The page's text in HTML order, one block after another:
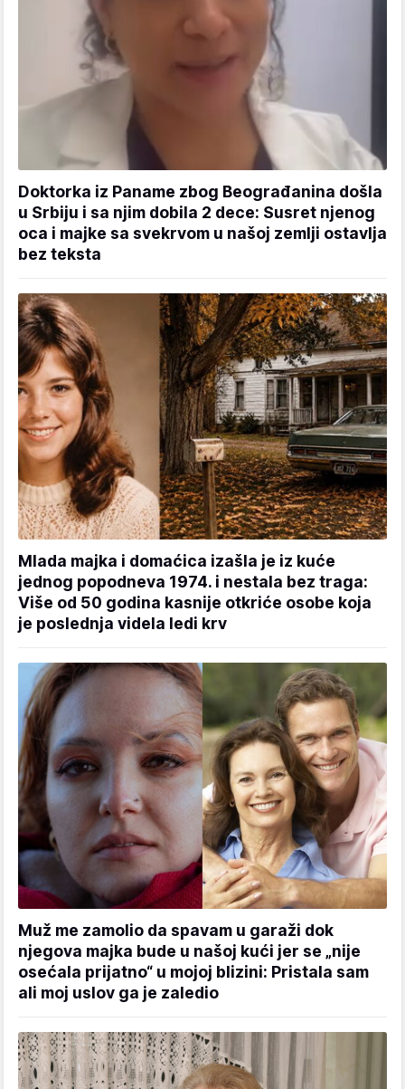
Doktorka iz Paname zbog Beograđanina došla
u Srbiju i sa njim dobila 2 dece: Susret njenog
oca i majke sa svekrvom u našoj zemlji ostavlja
bez teksta
Mlada majka i domaćica izašla je iz kuće
jednog popodneva 1974. i nestala bez traga:
Više od 50 godina kasnije otkriće osobe koja
je poslednja videla ledi krv
Muž me zamolio da spavam u garaži dok
njegova majka bude u našoj kući jer se „nije
osećala prijatno“ u mojoj blizini: Pristala sam
ali moj uslov ga je zaledio